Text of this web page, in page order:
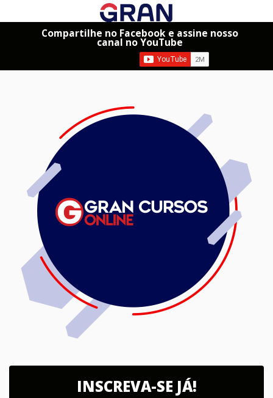
Compartilhe no Facebook e assine nosso
canal no YouTube
INSCREVA-SE JÁ!